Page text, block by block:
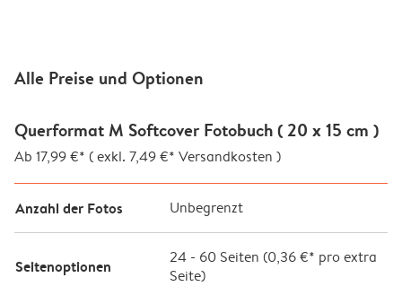
Alle Preise und Optionen
Querformat M Softcover Fotobuch ( 20 x 15 cm )
Ab 17,99 €* ( exkl. 7,49 €* Versandkosten )
Anzahl der Fotos Unbegrenzt
Seitenoptionen 24 - 60 Seiten (0,36 €* pro extra
Seite)